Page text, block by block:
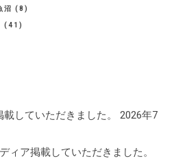
沼 (8)
(41)
していただきました。
2026年7
ィア掲載していただきました。